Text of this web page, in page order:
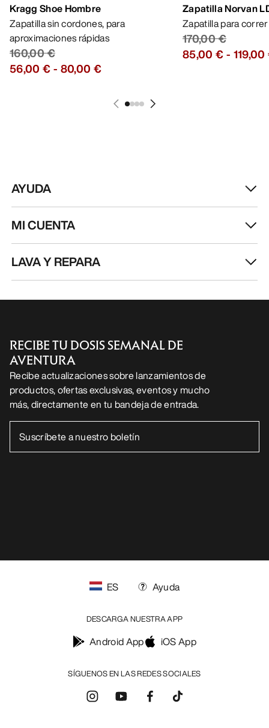
Kragg Shoe Hombre
Zapatilla sin cordones, para
aproximaciones rápidas
160,00 €
56,00 €- 80,00 €
Zapatilla Norvan
Zapatilla para
170,00 €
85,00 €-
AYUDA
MI CUENTA
LAVA Y REPARA
RECIBE TU DOSIS SEMANAL DE
AVENTURA
Recibe actualizaciones sobre lanzamientos de
productos, ofertas exclusivas, eventos y mucho
más, directamente en tu bandeja de entrada.
SÍGUENOS EN LAS REDES SOCIALES
ES Ayuda
DESCARGA NUESTRA APP
Android App iOS App